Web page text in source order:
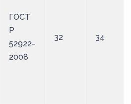
ГОСТ
Р
52922-
2008
32 34